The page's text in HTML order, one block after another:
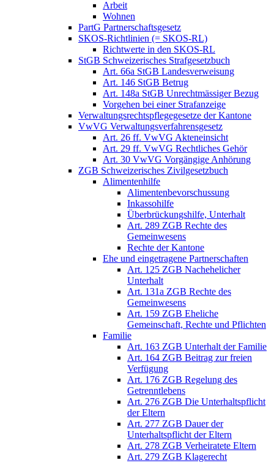
Arbeit
Wohnen
PartG Partnerschaftsgesetz
SKOS-Richtlinien (= SKOS-RL)
Richtwerte in den SKOS-RL
StGB Schweizerisches Strafgesetzbuch
Art. 66a StGB Landesverweisung
Art. 146 StGB Betrug
Art. 148a StGB Unrechtmässiger Bezug
Vorgehen bei einer Strafanzeige
Verwaltungsrechtspflegegesetze der Kantone
VwVG Verwaltungsverfahrensgesetz
Art. 26 ff. VwVG Akteneinsicht
Art. 29 ff. VwVG Rechtliches Gehör
Art. 30 VwVG Vorgängige Anhörung
ZGB Schweizerisches Zivilgesetzbuch
Alimentenhilfe
Alimentenbevorschussung
Inkassohilfe
Überbrückungshilfe, Unterhalt
Art. 289 ZGB Rechte des
Gemeinwesens
Rechte der Kantone
Ehe und eingetragene Partnerschaften
Art. 125 ZGB Nachehelicher
Unterhalt
Art. 131a ZGB Rechte des
Gemeinwesens
Art. 159 ZGB Eheliche
Gemeinschaft, Rechte und Pflichten
Familie
Art. 163 ZGB Unterhalt der Familie
Art. 164 ZGB Beitrag zur freien
Verfügung
Art. 176 ZGB Regelung des
Getrenntlebens
Art. 276 ZGB Die Unterhaltspflicht
der Eltern
Art. 277 ZGB Dauer der
Unterhaltspflicht der Eltern
Art. 278 ZGB Verheiratete Eltern
Art. 279 ZGB Klagerecht